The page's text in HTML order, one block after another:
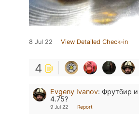
8 Jul 22 View Detailed Check-in
4
Evgeny Ivanov: Фрутбир
4.75?
9 Jul 22 Report